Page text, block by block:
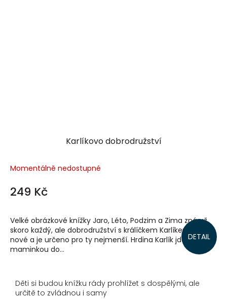
Karlíkovo dobrodružství
Momentálně nedostupné
249 Kč
DETAIL
Velké obrázkové knížky Jaro, Léto, Podzim a Zima zná už
skoro každý, ale dobrodružství s králíčkem Karlíkem je
nové a je určeno pro ty nejmenší. Hrdina Karlík jde s
maminkou do...
Děti si budou knížku rády prohlížet s dospělými, ale
určitě to zvládnou i samy